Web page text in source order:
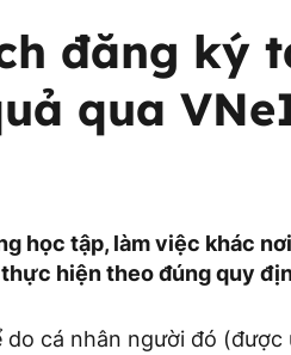
đăng ký
qua
học tập, làm việc khác
hiện theo đúng quy
cá nhân người đó